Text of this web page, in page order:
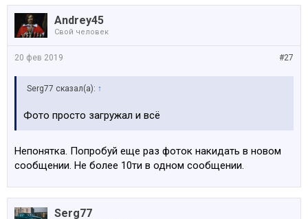
Andrey45
Свой человек
#27
20 фев 2019
Serg77 сказал(а): ↑
Фото просто загружал и всё
Непонятка. Попробуй еще раз фоток накидать в новом
сообщении. Не более 10ти в одном сообщении.
Serg77